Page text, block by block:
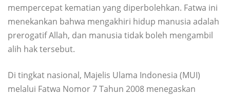
mempercepat kematian yang diperbolehkan. Fatwa ini
menekankan bahwa mengakhiri hidup manusia adalah
prerogatif Allah, dan manusia tidak boleh mengambil
alih hak tersebut.
Di tingkat nasional, Majelis Ulama Indonesia (MUI)
melalui Fatwa Nomor 7 Tahun 2008 menegaskan